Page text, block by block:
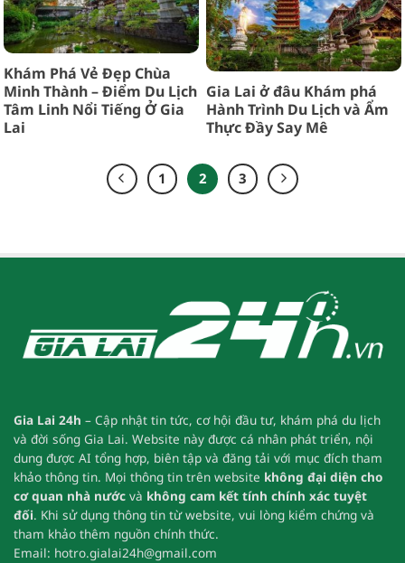
Khám Phá Vẻ Đẹp Chùa
Minh Thành – Điểm Du Lịch
Tâm Linh Nổi Tiếng Ở Gia
Lai
Gia Lai ở đâu Khám phá
Hành Trình Du Lịch và Ẩm
Thực Đầy Say Mê
1 2 3
Gia Lai 24h – Cập nhật tin tức, cơ hội đầu tư, khám phá du lịch
và đời sống Gia Lai. Website này được cá nhân phát triển, nội
dung được AI tổng hợp, biên tập và đăng tải với mục đích tham
khảo thông tin. Mọi thông tin trên website không đại diện cho
cơ quan nhà nước và không cam kết tính chính xác tuyệt
đối. Khi sử dụng thông tin từ website, vui lòng kiểm chứng và
tham khảo thêm nguồn chính thức.
Email: hotro.gialai24h@gmail.com